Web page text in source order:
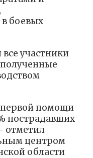
боевых
участники
полученные
первой помощи
пострадавших
отметил
центром
области